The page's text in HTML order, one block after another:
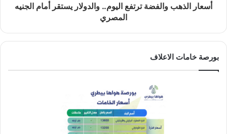
أسعار الذهب والفضة ترتفع اليوم.. والدولار يستقر أمام الجنيه
المصري
بورصة خامات الاعلاف